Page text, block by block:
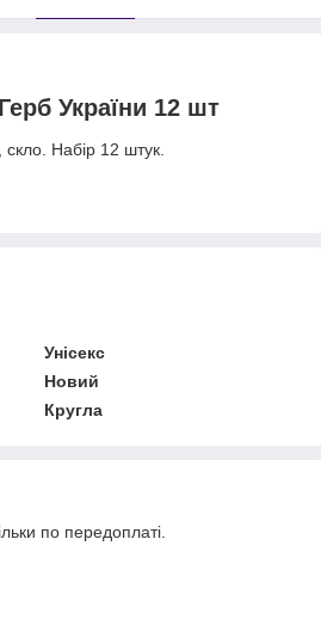
України 12 шт
Набір 12 штук.
Унісекс
Новий
Кругла
по передоплаті.